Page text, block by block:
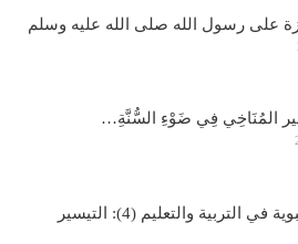
على رسول الله صلى الله عليه وسلم
المُنَاخِي فِي ضَوْءِ السُّنَّةِ…
الأسس النبوية في التربية والتعليم (4): التيسير